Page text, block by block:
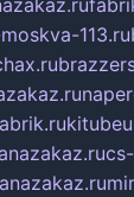
113.ru